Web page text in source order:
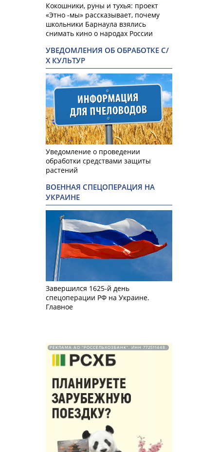
Кокошники, руны и тухья: проект
«Этно -мы» рассказывает, почему
школьники Барнаула взялись
снимать кино о народах России
УВЕДОМЛЕНИЯ ОБ ОБРАБОТКЕ С/
Х КУЛЬТУР
Уведомление о проведении
обработки средствами защиты
растений
ВОЕННАЯ СПЕЦОПЕРАЦИЯ НА
УКРАИНЕ
Завершился 1625-й день
спецоперации РФ на Украине.
Главное
РЕКЛАМА АО "РОССЕЛЬХОЗБАНК". ИНН 772511448.